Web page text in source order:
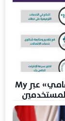
تنظيم الاتصالات يعيد إتاحة خدمة «أرقامي» عبر My